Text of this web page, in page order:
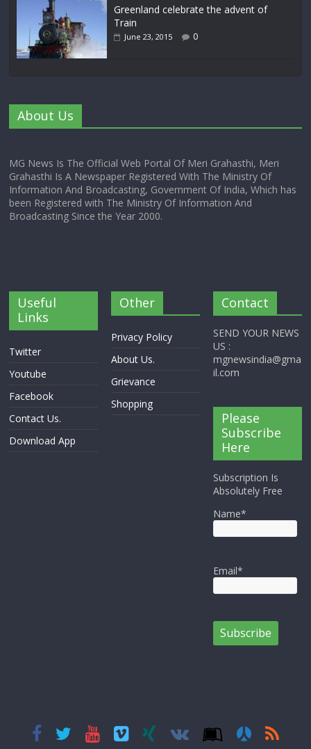
Greenland celebrate the advent of
Train
June 23, 2015 0
About Us
MG News Is The Official Web Portal Of Meri Grahasthi, Meri
Grahasthi Is A Newspaper Registered With The Ministry Of
Information And Broadcasting, Government Of India, Which has
been Registered with The Ministry Of Information And
Broadcasting Since the Year 2000.
Useful
Links
Twitter
Youtube
Facebook
Contact Us.
Download App
Other
Privacy Policy
About Us.
Grievance
Shopping
Contact
SEND YOUR NEWS
US :
mgnewsindia@gma
il.com
Please
Subscribe
Here
Subscription Is
Absolutely Free
Name*
Email*